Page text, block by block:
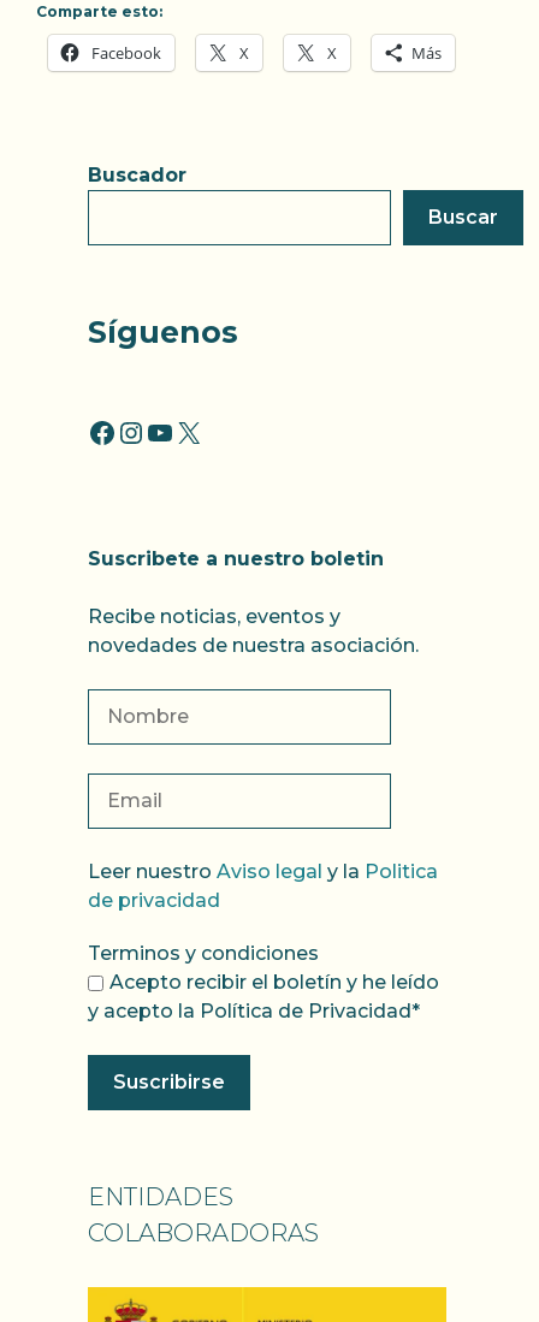
Comparte esto:
Facebook X X Más
Buscador
Buscar
Síguenos
FACCEBOOK
INSTAGRAM
YOUTUBE
X
Suscribete a nuestro boletin
Recibe noticias, eventos y
novedades de nuestra asociación.
Leer nuestro Aviso legal y la Politica
de privacidad
Terminos y condiciones
Acepto recibir el boletín y he leído
y acepto la Política de Privacidad*
ENTIDADES
COLABORADORAS